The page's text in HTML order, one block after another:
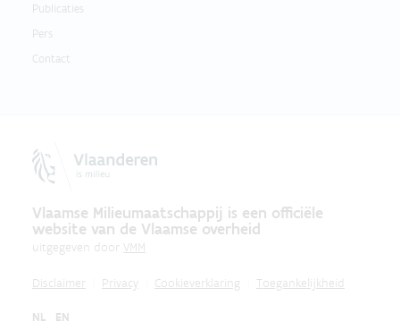
Publicaties
Pers
Contact
Vlaamse Milieumaatschappij is een officiële
website van de Vlaamse overheid
uitgegeven door VMM
Disclaimer Privacy Cookieverklaring Toegankelijkheid
NL EN